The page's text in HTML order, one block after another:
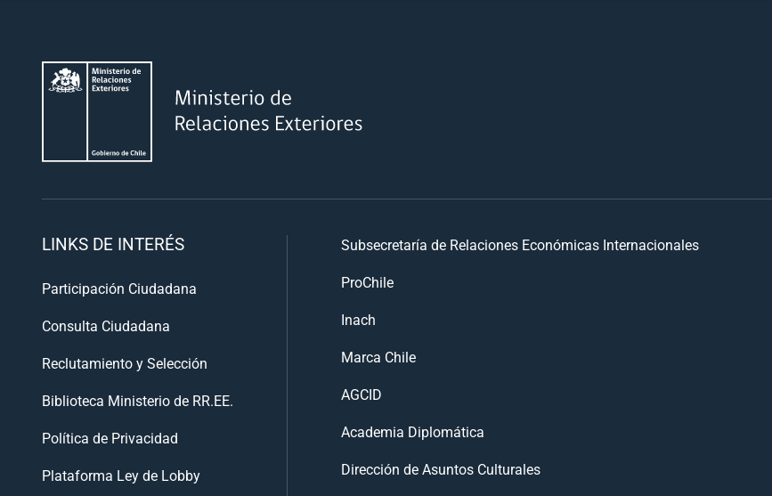
LINKS DE INTERÉS
Participación Ciudadana
Consulta Ciudadana
Reclutamiento y Selección
Biblioteca Ministerio de RR.EE.
Política de Privacidad
Plataforma Ley de Lobby
Subsecretaría de Relaciones Económicas Internacionales
ProChile
Inach
Marca Chile
AGCID
Academia Diplomática
Dirección de Asuntos Culturales